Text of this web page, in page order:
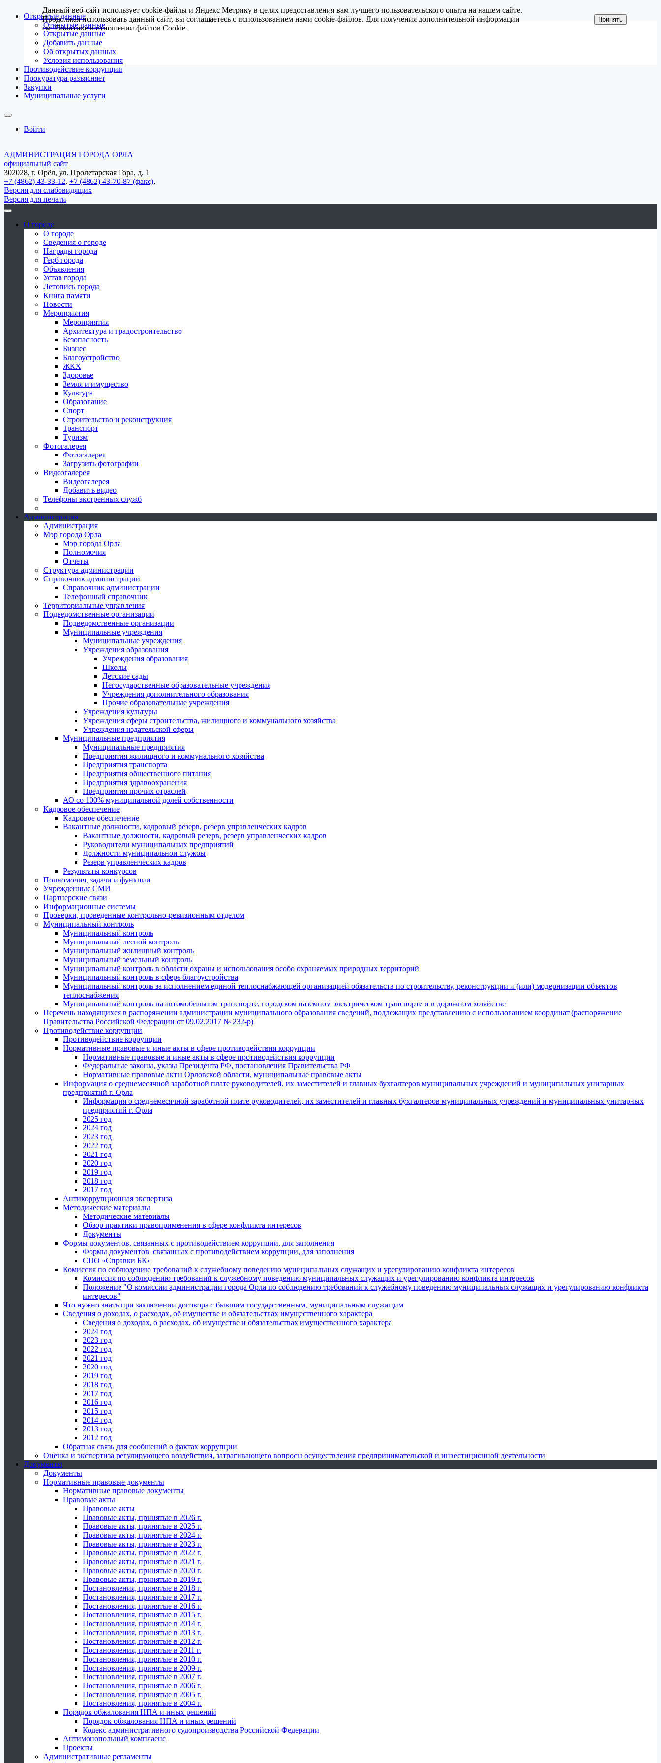
Открытые данные
Открытые данные
Открытые данные
Добавить данные
Об открытых данных
Условия использования
Противодействие коррупции
Прокуратура разъясняет
Закупки
Муниципальные услуги
Войти
АДМИНИСТРАЦИЯ ГОРОДА ОРЛА
официальный сайт
302028, г. Орёл, ул. Пролетарская Гора, д. 1
+7 (4862) 43-33-12, +7 (4862) 43-70-87 (факс),
Версия для слабовидящих
Версия для печати
О городе
О городе
Сведения о городе
Награды города
Герб города
Объявления
Устав города
Летопись города
Книга памяти
Новости
Мероприятия
Мероприятия
Архитектура и градостроительство
Безопасность
Бизнес
Благоустройство
ЖКХ
Здоровье
Земля и имущество
Культура
Образование
Спорт
Строительство и реконструкция
Транспорт
Туризм
Фотогалерея
Фотогалерея
Загрузить фотографии
Видеогалерея
Видеогалерея
Добавить видео
Телефоны экстренных служб
Администрация
Администрация
Мэр города Орла
Мэр города Орла
Полномочия
Отчеты
Структура администрации
Справочник администрации
Справочник администрации
Телефонный справочник
Территориальные управления
Подведомственные организации
Подведомственные организации
Муниципальные учреждения
Муниципальные учреждения
Учреждения образования
Учреждения образования
Школы
Детские сады
Негосударственные образовательные учреждения
Учреждения дополнительного образования
Прочие образовательные учреждения
Учреждения культуры
Учреждения сферы строительства, жилищного и коммунального хозяйства
Учреждения издательской сферы
Муниципальные предприятия
Муниципальные предприятия
Предприятия жилищного и коммунального хозяйства
Предприятия транспорта
Предприятия общественного питания
Предприятия здравоохранения
Предприятия прочих отраслей
АО со 100% муниципальной долей собственности
Кадровое обеспечение
Кадровое обеспечение
Вакантные должности, кадровый резерв, резерв управленческих кадров
Вакантные должности, кадровый резерв, резерв управленческих кадров
Руководители муниципальных предприятий
Должности муниципальной службы
Резерв управленческих кадров
Результаты конкурсов
Полномочия, задачи и функции
Учрежденные СМИ
Партнерские связи
Информационные системы
Проверки, проведенные контрольно-ревизионным отделом
Муниципальный контроль
Муниципальный контроль
Муниципальный лесной контроль
Муниципальный жилищный контроль
Муниципальный земельный контроль
Муниципальный контроль в области охраны и использования особо охраняемых природных территорий
Муниципальный контроль в сфере благоустройства
Муниципальный контроль за исполнением единой теплоснабжающей организацией обязательств по строительству, реконструкции и (или) модернизации объектов
теплоснабжения
Муниципальный контроль на автомобильном транспорте, городском наземном электрическом транспорте и в дорожном хозяйстве
Перечень находящихся в распоряжении администрации муниципального образования сведений, подлежащих представлению с использованием координат (распоряжение
Правительства Российской Федерации от 09.02.2017 № 232-р)
Противодействие коррупции
Противодействие коррупции
Нормативные правовые и иные акты в сфере противодействия коррупции
Нормативные правовые и иные акты в сфере противодействия коррупции
Федеральные законы, указы Президента РФ, постановления Правительства РФ
Нормативные правовые акты Орловской области, муниципальные правовые акты
Информация о среднемесячной заработной плате руководителей, их заместителей и главных бухгалтеров муниципальных учреждений и муниципальных унитарных
предприятий г. Орла
Информация о среднемесячной заработной плате руководителей, их заместителей и главных бухгалтеров муниципальных учреждений и муниципальных унитарных
предприятий г. Орла
2025 год
2024 год
2023 год
2022 год
2021 год
2020 год
2019 год
2018 год
2017 год
Антикоррупционная экспертиза
Методические материалы
Методические материалы
Обзор практики правоприменения в сфере конфликта интересов
Документы
Формы документов, связанных с противодействием коррупции, для заполнения
Формы документов, связанных с противодействием коррупции, для заполнения
СПО «Справки БК»
Комиссия по соблюдению требований к служебному поведению муниципальных служащих и урегулированию конфликта интересов
Комиссия по соблюдению требований к служебному поведению муниципальных служащих и урегулированию конфликта интересов
Положение "О комиссии администрации города Орла по соблюдению требований к служебному поведению муниципальных служащих и урегулированию конфликта
интересов"
Что нужно знать при заключении договора с бывшим государственным, муниципальным служащим
Сведения о доходах, о расходах, об имуществе и обязательствах имущественного характера
Сведения о доходах, о расходах, об имуществе и обязательствах имущественного характера
2024 год
2023 год
2022 год
2021 год
2020 год
2019 год
2018 год
2017 год
2016 год
2015 год
2014 год
2013 год
2012 год
Обратная связь для сообщений о фактах коррупции
Оценка и экспертиза регулирующего воздействия, затрагивающего вопросы осуществления предпринимательской и инвестиционной деятельности
Документы
Документы
Нормативные правовые документы
Нормативные правовые документы
Правовые акты
Правовые акты
Правовые акты, принятые в 2026 г.
Правовые акты, принятые в 2025 г.
Правовые акты, принятые в 2024 г.
Правовые акты, принятые в 2023 г.
Правовые акты, принятые в 2022 г.
Правовые акты, принятые в 2021 г.
Правовые акты, принятые в 2020 г.
Правовые акты, принятые в 2019 г.
Постановления, принятые в 2018 г.
Постановления, принятые в 2017 г.
Постановления, принятые в 2016 г.
Постановления, принятые в 2015 г.
Постановления, принятые в 2014 г.
Постановления, принятые в 2013 г.
Постановления, принятые в 2012 г.
Постановления, принятые в 2011 г.
Постановления, принятые в 2010 г.
Постановления, принятые в 2009 г.
Постановления, принятые в 2007 г.
Постановления, принятые в 2006 г.
Постановления, принятые в 2005 г.
Постановления, принятые в 2004 г.
Порядок обжалования НПА и иных решений
Порядок обжалования НПА и иных решений
Кодекс административного судопроизводства Российской Федерации
Антимонопольный комплаенс
Проекты
Административные регламенты
Данный веб-сайт использует cookie-файлы и Яндекс Метрику в целях предоставления вам лучшего пользовательского опыта на нашем сайте.
Продолжая использовать данный сайт, вы соглашаетесь с использованием нами cookie-файлов. Для получения дополнительной информации
см.Политике в отношении файлов Cookie.
Принять